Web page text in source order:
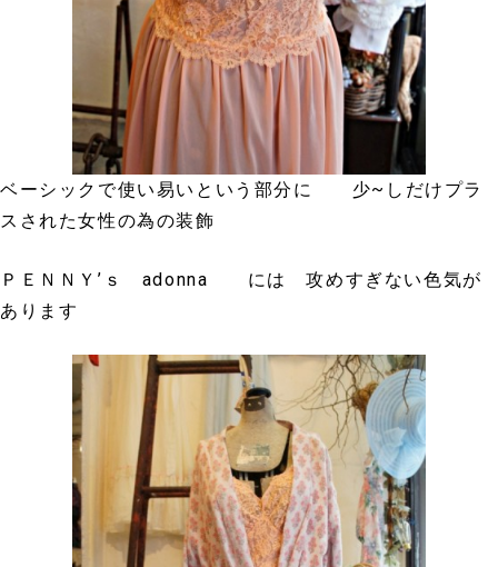
ベーシックで使い易いという部分に 少~しだけプラ
スされた女性の為の装飾
ＰＥＮＮＹ’ｓ adonna には 攻めすぎない色気が
あります